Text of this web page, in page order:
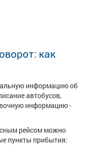
как
информацию об
автобусов,
информацию -
рейсом можно
пункты прибытия: